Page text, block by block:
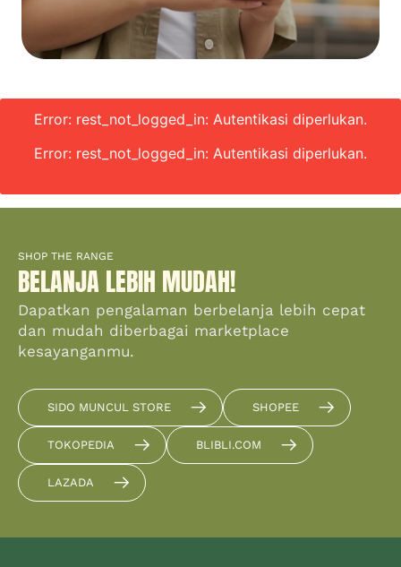
Error: rest_not_logged_in: Autentikasi diperlukan.
Error: rest_not_logged_in: Autentikasi diperlukan.
SHOP THE RANGE
BELANJA LEBIH MUDAH!
Dapatkan pengalaman berbelanja lebih cepat
dan mudah diberbagai marketplace
kesayanganmu.
SIDO MUNCUL STORE SHOPEE
TOKOPEDIA BLIBLI.COM
LAZADA